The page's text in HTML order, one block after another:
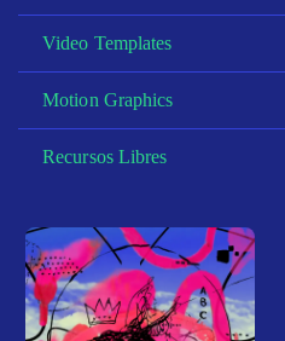
Video Templates
Motion Graphics
Recursos Libres